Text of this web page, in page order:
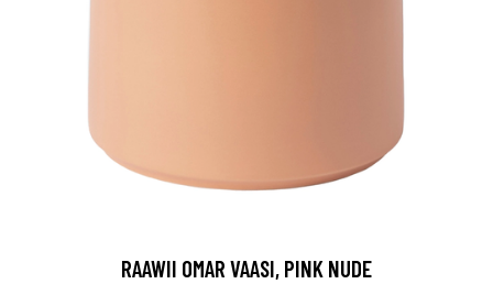
RAAWII OMAR VAASI, PINK NUDE